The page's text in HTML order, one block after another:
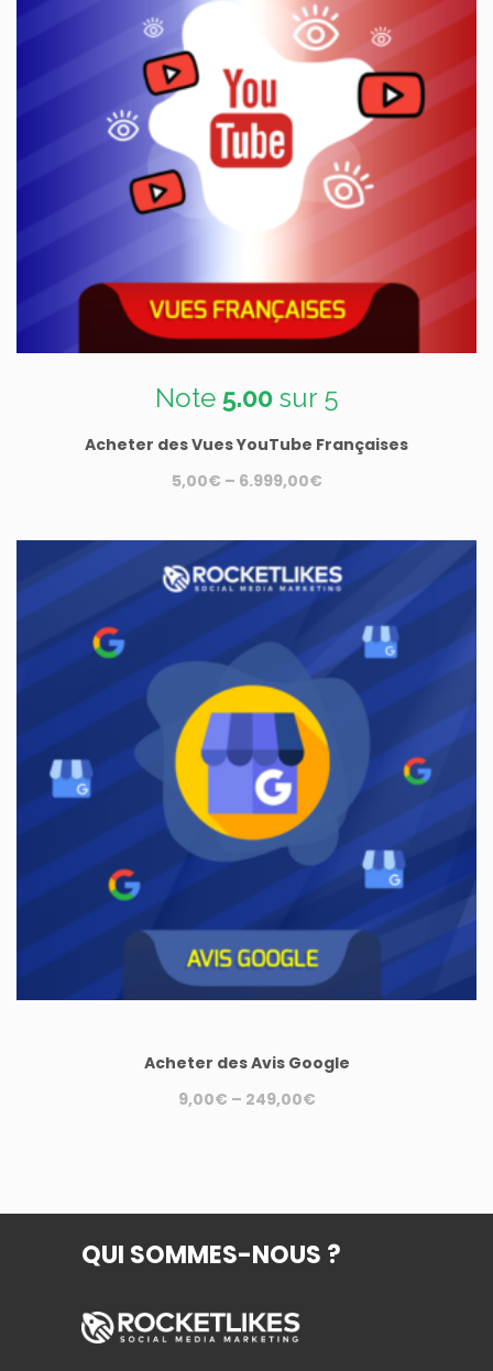
Note 5.00sur 5
Acheter des Vues YouTube Françaises
5,00€ – 6.999,00€
produit
a
plusieurs
variations.
options
peuvent
être
choisies
sur
la
page
du
produit
Acheter des Avis Google
9,00€ – 249,00€
variations.
options
peuvent
QUI SOMMES-NOUS ?